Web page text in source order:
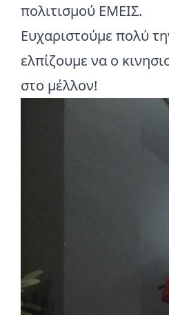
πολιτισμού ΕΜΕΙΣ.
Ευχαριστούμε πολύ
ελπίζουμε να ο
στο μέλλον!